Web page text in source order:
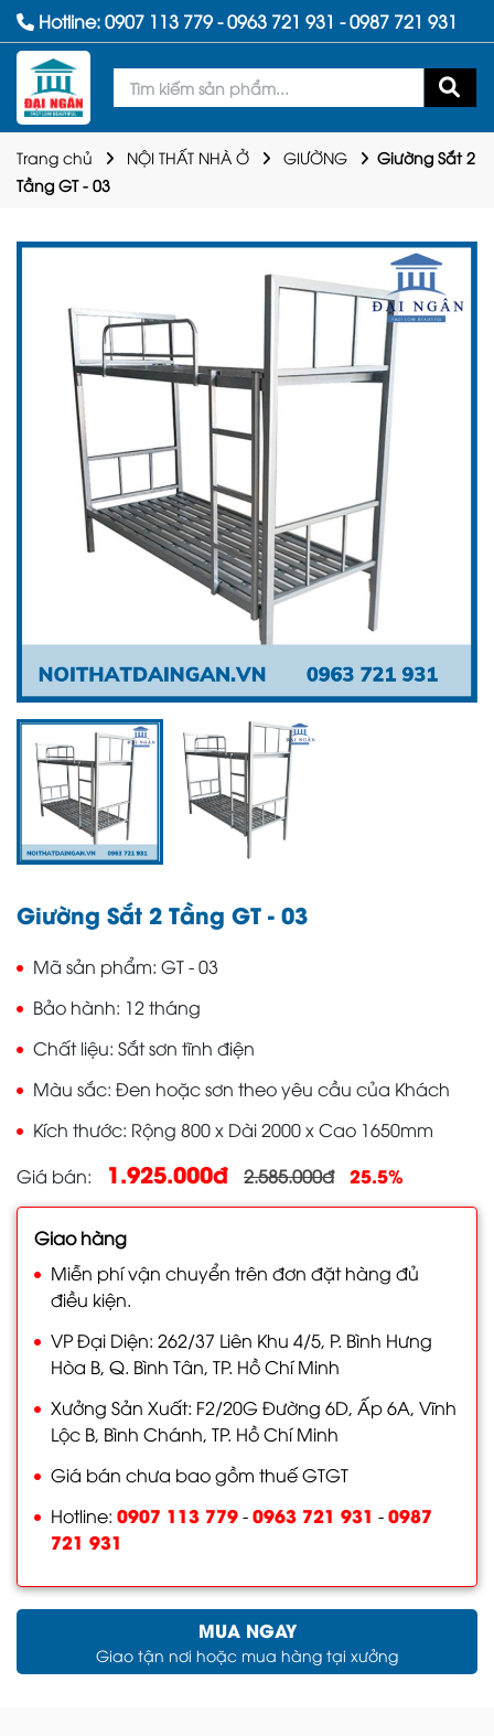
Hotline:0907 113 779-0963 721 931 -0987 721 931
Trang chủ NỘI THẤT NHÀ Ở GIƯỜNG
Giường Sắt 2
Tầng GT - 03
Giường Sắt 2 Tầng GT - 03
Mã sản phẩm GT - 03
Bảo hành 12 tháng
Chất liệu Sắt sơn tĩnh điện
Màu sắc Đen hoặc sơn theo yêu cầu của Khách
Kích thước Rộng 800 x Dài 2000 x Cao 1650mm
Giá bán
1.925.000đ 2.585.000đ 25.5%
Giao hàng
Miễn phí vận chuyển trên đơn đặt hàng đủ
điều kiện.
VP Đại Diện: 262/37 Liên Khu 4/5, P. Bình Hưng
Hòa B, Q. Bình Tân, TP. Hồ Chí Minh
Xưởng Sản Xuất: F2/20G Đường 6D, Ấp 6A, Vĩnh
Lộc B, Bình Chánh, TP. Hồ Chí Minh
Giá bán chưa bao gồm thuế GTGT
Hotline: 0907 113 779-0963 721 931 -0987
721 931
MUA NGAY
Giao tận nơi hoặc mua hàng tại xưởng